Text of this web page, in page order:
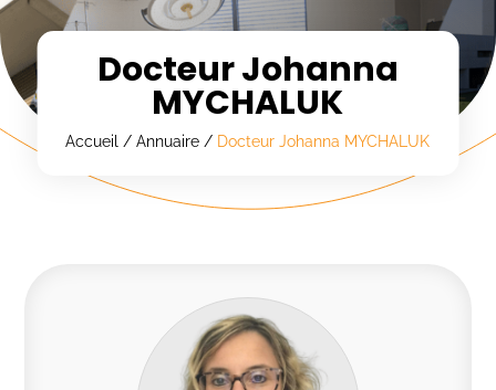
Docteur Johanna
MYCHALUK
Accueil /Annuaire / Docteur Johanna MYCHALUK